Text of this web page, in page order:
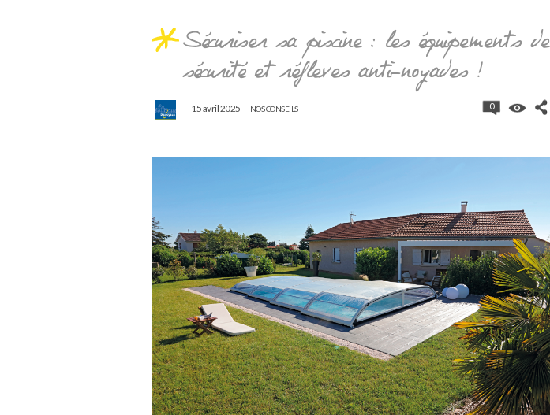
Sécuriser sa piscine : les équipements de
sécurité et réflexes anti-noyades !
15 avril 2025 NOS CONSEILS 0